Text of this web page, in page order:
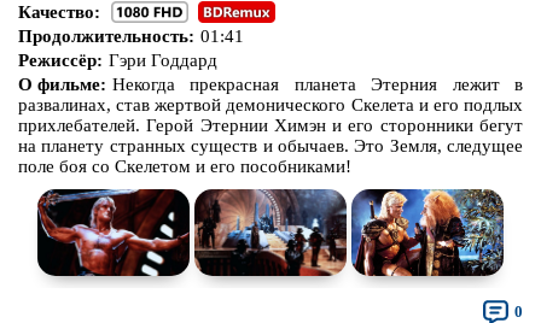
Качество:
Продолжительность: 01:41
Режиссёр: Гэри Годдард
О фильме: Некогда прекрасная планета Этерния лежит в
развалинах, став жертвой демонического Скелета и его подлых
прихлебателей. Герой Этернии Химэн и его сторонники бегут
на планету странных существ и обычаев. Это Земля, следущее
поле боя со Скелетом и его пособниками!
0